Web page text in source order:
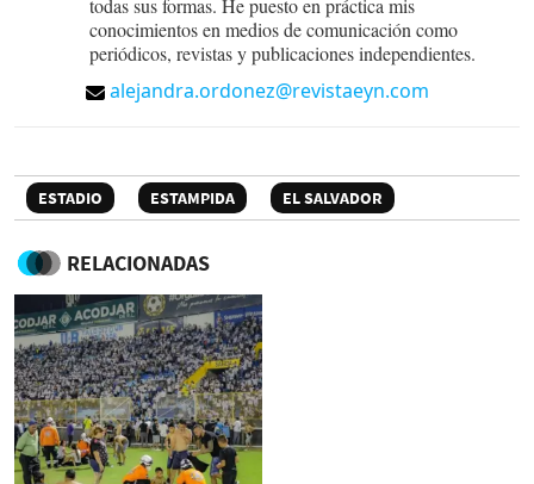
todas sus formas. He puesto en práctica mis
conocimientos en medios de comunicación como
periódicos, revistas y publicaciones independientes.
alejandra.ordonez@revistaeyn.com
ESTADIO ESTAMPIDA EL SALVADOR
RELACIONADAS